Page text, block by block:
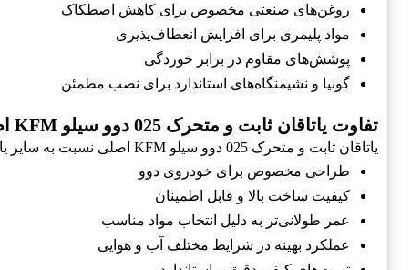
روغن‌های صنعتی مخصوص برای کاهش اصطکاک
مواد پلیمری برای افزایش انعطاف‌پذیری
پوشش‌های مقاوم در برابر خوردگی
گونیا و نشیمنگاه‌های استاندارد برای نصب مطمئن
تفاوت یاتاقان ثابت و متحرک 025 دوو سیلو KFM اصلی با سایر یاتاقان‌ها
یاتاقان ثابت و متحرک 025 دوو سیلو KFM اصلی نسبت به سایر یاتاقان‌ها دارای نقاط قوت خاصی است:
طراحی مخصوص برای خودروی دوو
کیفیت ساخت بالا و قابل اطمینان
عمر طولانی‌تر به دلیل انتخاب مواد مناسب
عملکرد بهینه در شرایط مختلف آب و هوایی